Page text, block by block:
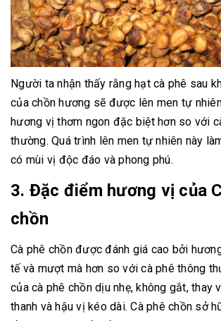
Người ta nhận thấy rằng hạt cà phê sau
của chồn hương sẽ được lên men tự
hương vị thơm ngon đặc biệt hơn so với
thường. Quá trình lên men tự nhiên này
có mùi vị độc đáo và phong phú.
3. Đặc điểm hương vị của
chồn
Cà phê chồn được đánh giá cao bởi
tế và mượt mà hơn so với cà phê thông
của cà phê chồn dịu nhẹ, không gắt, thay
thanh và hậu vị kéo dài. Cà phê chồn sở